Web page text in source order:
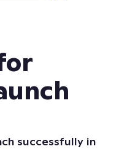
successfully in